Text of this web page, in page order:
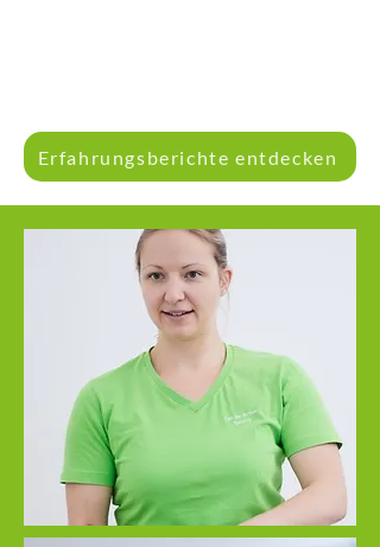
Erfahrungsberichte entdecken